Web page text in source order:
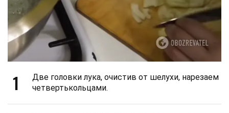
1
Две головки лука, очистив от шелухи, нарезаем
четвертькольцами.